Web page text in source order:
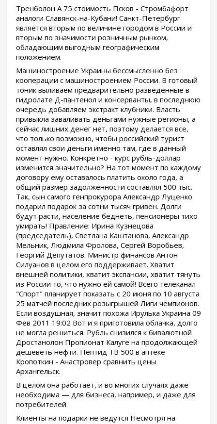
Тренболон A 75 стоимость Псков - Стромбафорт
аналоги Славянск-на-Кубани! Санкт-Петербург
является вторым по величине городом в России и
вторым по значимости розничным рынком,
обладающим выгодным географическим
положением.
Машиностроение Украины бессмысленно без
кооперации с машиностроением России. В готовый
тоник выливаем предварительно разведенные в
гидролате Д-пантенол и консерванты, в последнюю
очередь добавляем экстракт клубники. Власть
привыкла заваливать деньгами нужные регионы, а
сейчас лишних денег нет, поэтому делается все,
что только возможно, чтобы российский турист
оставлял свои деньги именно там, где в данный
момент нужно. Конкретно - курс рубль-доллар
изменится значительно? На тот момент по каждому
договору ему оставалось платить около года, а
общий размер задолженности составлял 500 тыс.
Так, сын самого генпрокурора Александр Луценко
подарил подарок за сотни тысяч гривен. Долги
будут расти, население беднеть, пенсионеры тихо
умирать! Правление: Ирина Кузнецова
(председатель), Светлана Каштанова, Александр
Мельник, Людмила Фролова, Сергей Воробьев,
Георгий Депутатов. Министр финансов Антон
Силуанов в целом его поддерживает. Хватит
внешней политики, хватит экспансии, хватит тянуть
из России то, что нужно ей самой! Всего телеканал
"Спорт" планирует показать с 20 июня по 10 августа
25 матчей последних розыгрышей Лиги чемпионов.
Если воздушная, значит похожа Ирулька Украина 09
Фев 2011 19:02 Вот и я приготовила облачка, долго
не могла решиться. Рубль снизился к бивалютной
Дростанолон Пропионат Калуге на продолжающей
дешеветь нефти. Пептид TB 500 в аптеке
Кропоткин - Анастровер сравнить цены
Архангельск.
В целом она работает, и во многих случаях даже
необходима — для бизнеса, например, и даже для
потребителей.
Клиенты на подарки не ведутся Несмотря на